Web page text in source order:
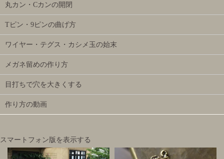
丸カン・Cカンの開閉
Tピン・9ピンの曲げ方
ワイヤー・テグス・カシメ玉の始末
メガネ留めの作り方
目打ちで穴を大きくする
作り方の動画
スマートフォン版を表示する